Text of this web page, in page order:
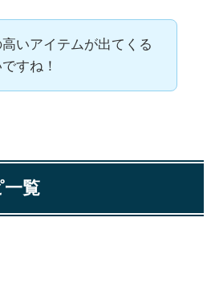
いアイテムが出てくる
すね！
覧